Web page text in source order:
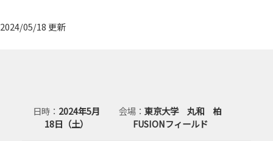
2024/05/18 更新
日時
2024年5月
18日（土）
会場
東京大学 丸和 柏
FUSIONフィールド